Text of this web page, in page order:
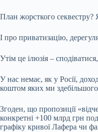
План жорсткого секвестру?
І про приватизацію,
Утім це ілюзія –
У нас немає, як у Росії,
коштом яких ми
Згоден, що пропозиції
конкретні +100 млрд грн
графіку кривої Лафера чи